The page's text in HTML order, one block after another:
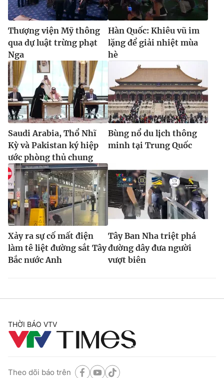
Ðiện thoại Thời báo VTV:024.66 897 897
Email:toasoan@vtv.vn
Liên hệ quảng cáo:024-7300.7108
® Cấm sao chép dưới mọi hình thức nếu không có sự chấp
thuận bằng văn bản. Ghi rõ nguồn VTV.vn khi phát hành lại
thông tin từ website này.
Thượng viện Mỹ thông
qua dự luật trừng phạt
Nga
Hàn Quốc: Khiêu vũ im
lặng để giải nhiệt mùa
hè
Saudi Arabia, Thổ Nhĩ
Kỳ và Pakistan ký hiệp
ước phòng thủ chung
Bùng nổ du lịch thông
minh tại Trung Quốc
Xảy ra sự cố mất điện
làm tê liệt đường sắt Tây
Bắc nước Anh
Tây Ban Nha triệt phá
đường dây đưa người
vượt biên
THỜI BÁO VTV
Theo dõi báo trên